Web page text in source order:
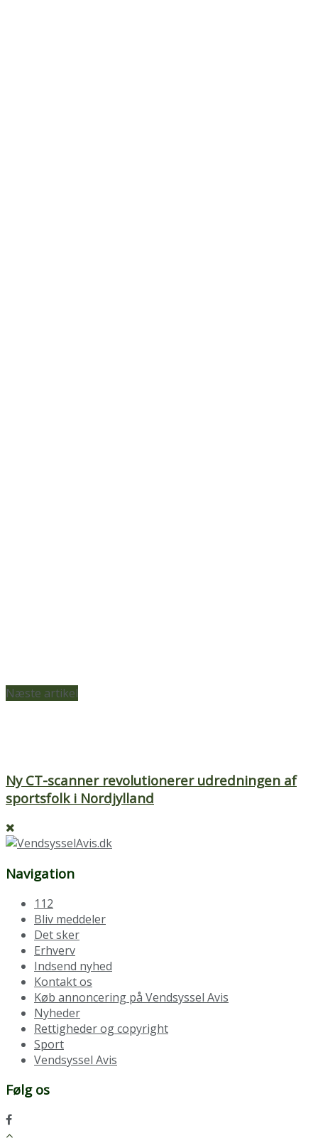
Næste artikel
Ny CT-scanner revolutionerer udredningen af
sportsfolk i Nordjylland
Navigation
112
Bliv meddeler
Det sker
Erhverv
Indsend nyhed
Kontakt os
Køb annoncering på Vendsyssel Avis
Nyheder
Rettigheder og copyright
Sport
Vendsyssel Avis
Følg os